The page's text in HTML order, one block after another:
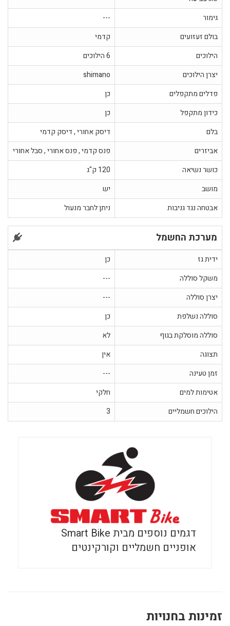
גימור
בולם זעזועים
קדמי
הילוכים
יצרן הילוכים
shimano
פדלים מתקפלים
כידון מתקפל
בלם
דיסק אחורי , דיסק קדמי
אביזרים
פנס קדמי , פנס אחורי , סבל אחורי
כושר נשיאה
120 ק"ג
מושב
אבטחה נגד גניבות
ניתן לחבר מנעול
מערכת החשמל
ידית גז
משקל סוללה
יצרן סוללה
סוללה נשלפת
סוללה מוסלקת בגוף
לא
תצוגה
אין
זמן טעינה
אטימות למים
חלקי
הילוכים חשמליים
דגמים נוספים מבית Smart Bike
אופניים חשמליים וקורקינטים
זמינות בחנויות